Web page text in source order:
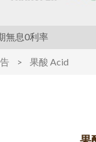
無息0利率
> 果酸 Acid